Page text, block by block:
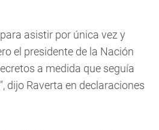
asistir por única vez y
el presidente de la Nación
a medida que seguía
dijo Raverta en declaraciones